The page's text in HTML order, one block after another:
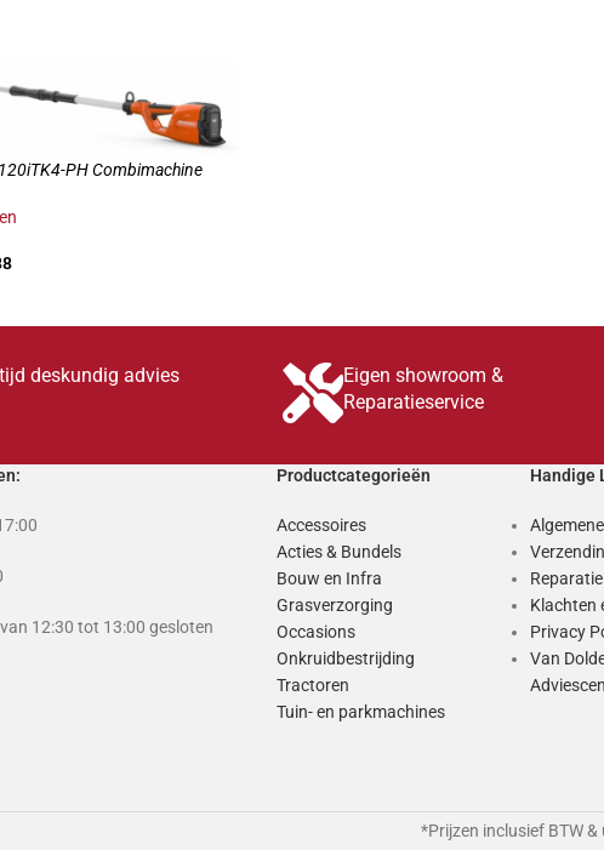
PH Combimachine
deskundig advies
Eigen showroom &
Reparatieservice
12:30 tot 13:00 gesloten
Productcategorieën
Accessoires
Acties & Bundels
Bouw en Infra
Grasverzorging
Occasions
Onkruidbestrijding
Tractoren
Tuin- en parkmachines
Handige
Klachten
Privacy
Van
*Prijzen inclusief BTW